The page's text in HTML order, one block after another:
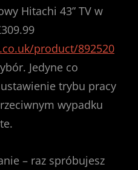
Hitachi 43” TV w
product/892520
Jedyne co
trybu pracy
wypadku
– raz spróbujesz